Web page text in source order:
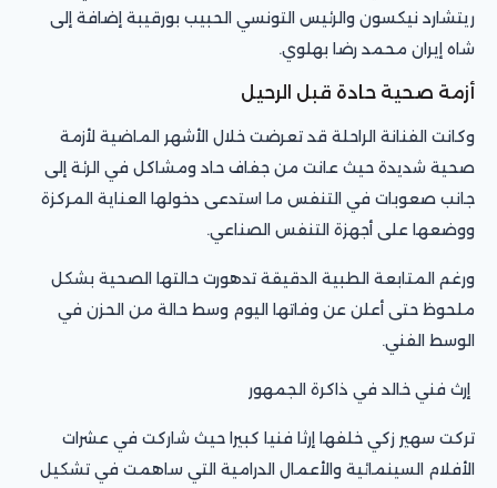
ريتشارد نيكسون والرئيس التونسي الحبيب بورقيبة إضافة إلى
شاه إيران محمد رضا بهلوي.
أزمة صحية حادة قبل الرحيل
وكانت الفنانة الراحلة قد تعرضت خلال الأشهر الماضية لأزمة
صحية شديدة حيث عانت من جفاف حاد ومشاكل في الرئة إلى
جانب صعوبات في التنفس ما استدعى دخولها العناية المركزة
ووضعها على أجهزة التنفس الصناعي.
ورغم المتابعة الطبية الدقيقة تدهورت حالتها الصحية بشكل
ملحوظ حتى أعلن عن وفاتها اليوم وسط حالة من الحزن في
الوسط الفني.
إرث فني خالد في ذاكرة الجمهور
تركت سهير زكي خلفها إرثا فنيا كبيرا حيث شاركت في عشرات
الأفلام السينمائية والأعمال الدرامية التي ساهمت في تشكيل